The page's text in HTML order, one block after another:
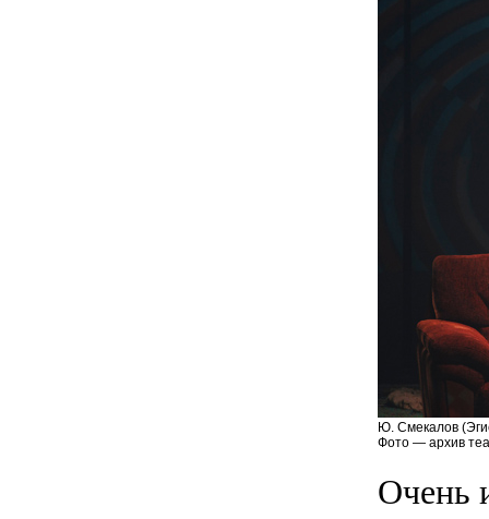
Ю. Смекалов
Фото — архив
Очень